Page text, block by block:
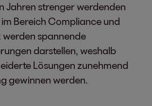
Jahren strenger werdenden
Bereich Compliance und
werden spannende
darstellen, weshalb
Lösungen zunehmend
gewinnen werden.